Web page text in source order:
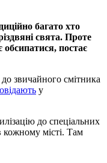
багато хто
свята. Проте
постає
звичайного смітника
у
до спеціальних
місті. Там